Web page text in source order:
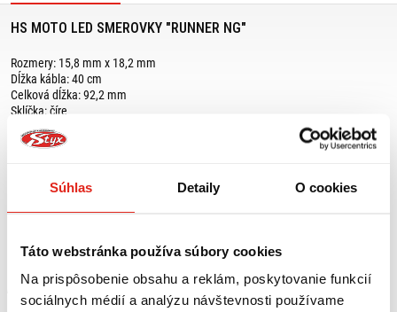
Súhlas Detaily O cookies
Táto webstránka používa súbory cookies
Na prispôsobenie obsahu a reklám, poskytovanie funkcií
sociálnych médií a analýzu návštevnosti používame
HS MOTO LED SMEROVKY "RUNNER NG"
Rozmery: 15,8 mm x 18,2 mm
Dĺžka kábla: 40 cm
Celková dĺžka: 92,2 mm
Sklíčka: číre
Závit: M8
5 LED | 12 V / 2,2 W.
MOHLO BY SA VÁM PÁČIŤ